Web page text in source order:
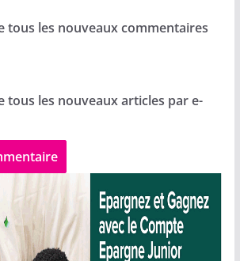
tous les nouveaux commentaires
tous les nouveaux articles par e-